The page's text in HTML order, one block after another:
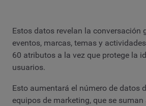
Estos datos revelan la conversación
eventos, marcas, temas y
60 atributos a la vez que protege la
usuarios.
Esto aumentará el número de datos
equipos de marketing, que se